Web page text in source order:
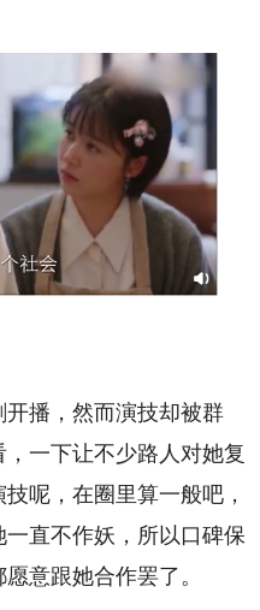
播，然而演技却被群
一下让不少路人对她复
呢，在圈里算一般吧，
直不作妖，所以口碑保
意跟她合作罢了。